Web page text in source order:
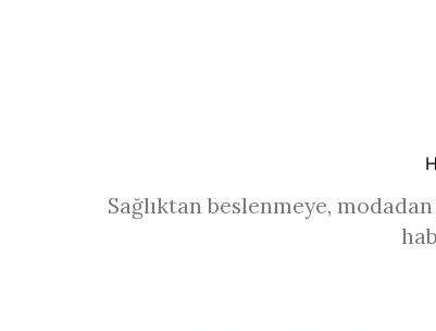
Sağlıktan beslenmeye,